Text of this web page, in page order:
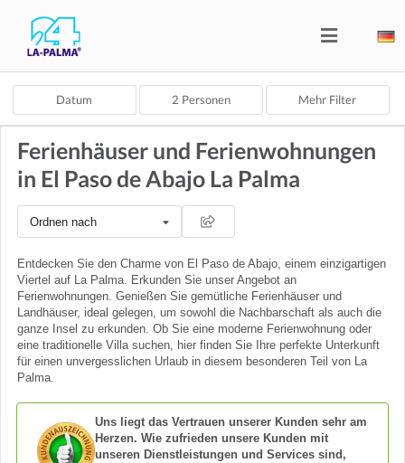
Datum 2 Personen Mehr Filter
Ferienhäuser und Ferienwohnungen
in El Paso de Abajo La Palma
Ordnen nach
Entdecken Sie den Charme von El Paso de Abajo, einem einzigartigen
Viertel auf La Palma. Erkunden Sie unser Angebot an
Ferienwohnungen. Genießen Sie gemütliche Ferienhäuser und
Landhäuser, ideal gelegen, um sowohl die Nachbarschaft als auch die
ganze Insel zu erkunden. Ob Sie eine moderne Ferienwohnung oder
eine traditionelle Villa suchen, hier finden Sie Ihre perfekte Unterkunft
für einen unvergesslichen Urlaub in diesem besonderen Teil von La
Palma.
Uns liegt das Vertrauen unserer Kunden sehr am
Herzen. Wie zufrieden unsere Kunden mit
unseren Dienstleistungen und Services sind,